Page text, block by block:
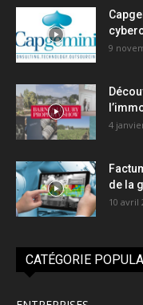
9
4
de la
10 avril
CATÉGORIE